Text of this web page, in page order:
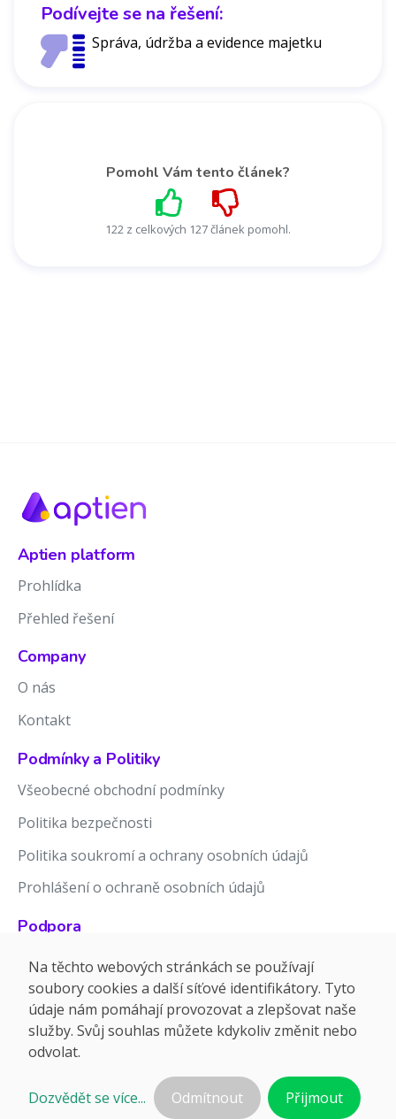
Podívejte se na řešení:
Správa, údržba a evidence majetku
Pomohl Vám tento článek?
122 z celkových 127 článek pomohl.
Aptien platform
Prohlídka
Přehled řešení
Company
O nás
Kontakt
Podmínky a Politiky
Všeobecné obchodní podmínky
Politika bezpečnosti
Politika soukromí a ochrany osobních údajů
Prohlášení o ochraně osobních údajů
Podpora
Znalostní báze
Release notes
Na těchto webových stránkách se používají
soubory cookies a další síťové identifikátory. Tyto
údaje nám pomáhají provozovat a zlepšovat naše
služby. Svůj souhlas můžete kdykoliv změnit nebo
odvolat.
Dozvědět se více... Odmítnout Přijmout